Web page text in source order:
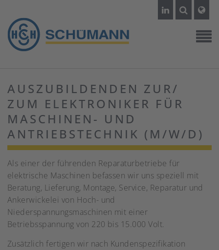
AUSZUBILDENDEN ZUR/
ZUM ELEKTRONIKER FÜR
MASCHINEN- UND
ANTRIEBSTECHNIK (M/W/D)
Als einer der führenden Reparaturbetriebe für
elektrische Maschinen befassen wir uns speziell mit
Beratung, Lieferung, Montage, Service, Reparatur und
Ankerwickelei von Hoch- und
Niederspannungsmaschinen mit einer
Betriebsspannung von 220 bis 15.000 Volt.
Zusätzlich fertigen wir nach Kundenspezifikation